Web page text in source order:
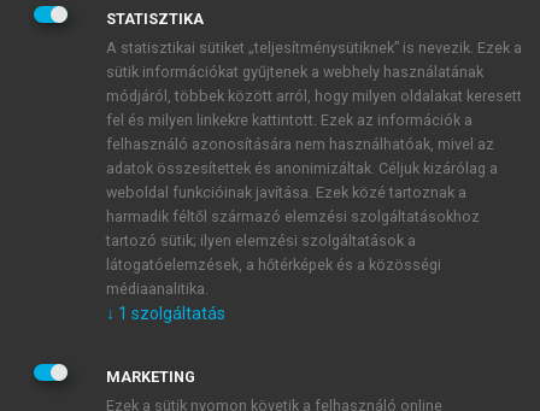
BELÉPÉS SAJÁT FIÓKKAL
ÚJ FIÓK LÉTREHOZÁSA
1 óra díjmentes hozzáférés
E-MAIL-CÍM
JELSZÓ
STATISZTIKA
A statisztikai sütiket „teljesítménysütiknek” is nevezik. Ezek a
sütik információkat gyűjtenek a webhely használatának
módjáról, többek között arról, hogy milyen oldalakat keresett
fel és milyen linkekre kattintott. Ezek az információk a
felhasználó azonosítására nem használhatóak, mivel az
adatok összesítettek és anonimizáltak. Céljuk kizárólag a
weboldal funkcióinak javítása. Ezek közé tartoznak a
harmadik féltől származó elemzési szolgáltatásokhoz
tartozó sütik; ilyen elemzési szolgáltatások a
látogatóelemzések, a hőtérképek és a közösségi
médiaanalitika.
↓ 1 szolgáltatás
MARKETING
Ezek a sütik nyomon követik a felhasználó online